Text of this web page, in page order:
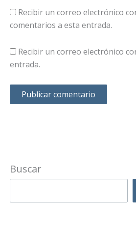
Recibir un correo electrónico
comentarios a esta entrada.
Recibir un correo electrónico
entrada.
Buscar